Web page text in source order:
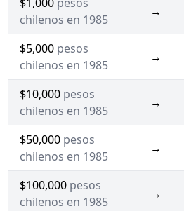
chilenos en 1985
→
$5,000 pesos
chilenos en 1985
→
$10,000 pesos
chilenos en 1985
→
$50,000 pesos
chilenos en 1985
→
$100,000 pesos
chilenos en 1985
→